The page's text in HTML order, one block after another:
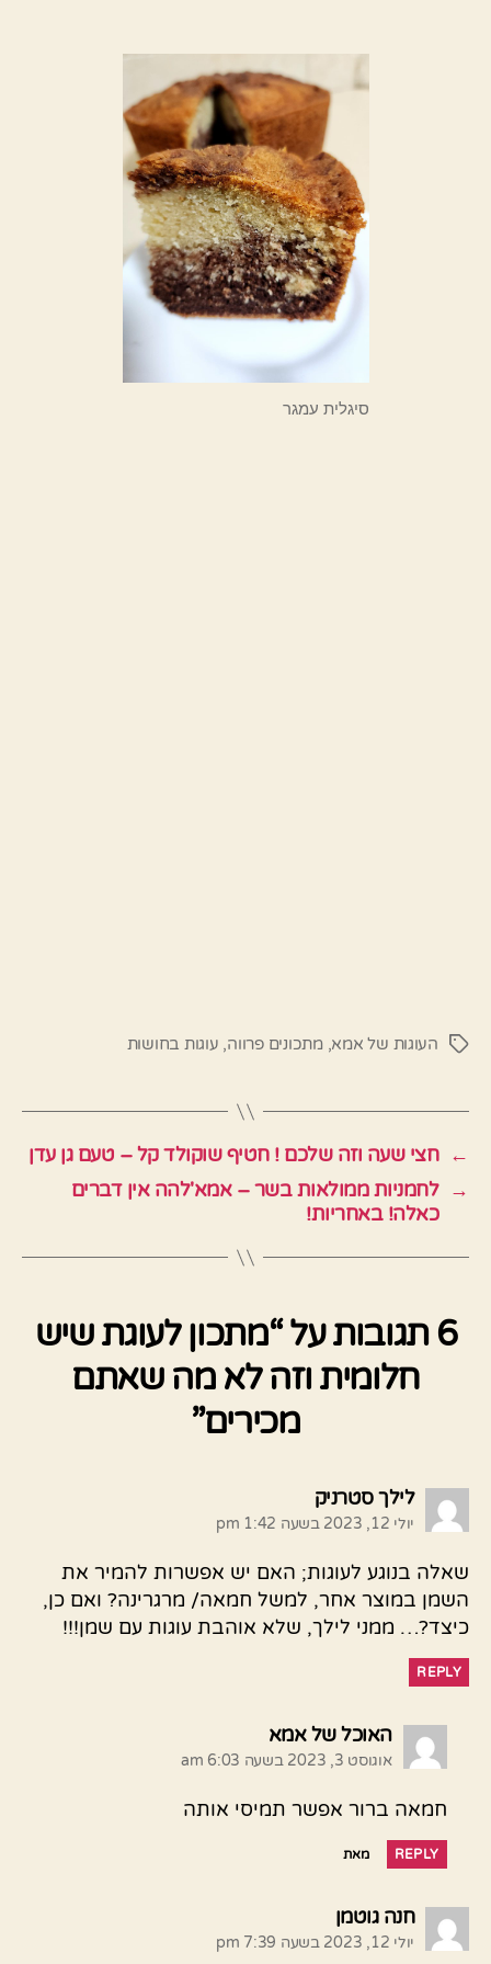
סיגלית עמגר
תגיותהעוגות של אמא,מתכונים פרווה, עוגות בחושות
← חצי שעה וזה שלכם ! חטיף שוקולד קל – טעם גן עדן
→ לחמניות ממולאות בשר – אמא'להה אין דברים
כאלה! באחריות!
6 תגובות על “מתכון לעוגת שיש
חלומית וזה לא מה שאתם
מכירים”
לילך סטרניק
יולי 12, 2023 בשעה 1:42 pm
שאלה בנוגע לעוגות; האם יש אפשרות להמיר את
השמן במוצר אחר, למשל חמאה/ מרגרינה? ואם כן,
כיצד?… ממני לילך, שלא אוהבת עוגות עם שמן!!!
REPLY
האוכל של אמא
אוגוסט 3, 2023 בשעה 6:03 am
חמאה ברור אפשר תמיסי אותה
REPLY מאת
חנה גוטמן
יולי 12, 2023 בשעה 7:39 pm